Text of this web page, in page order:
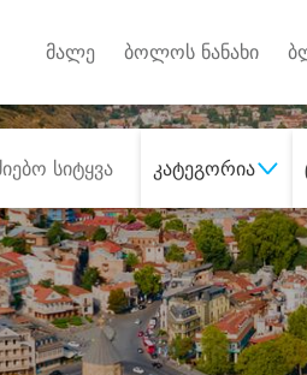
მალე ბოლოს ნანახი
კატეგორია
სასურველი